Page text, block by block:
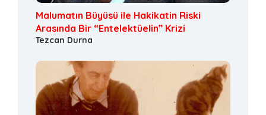
Malumatın Büyüsü ile Hakikatin Riski
Arasında Bir “Entelektüelin” Krizi
Tezcan Durna